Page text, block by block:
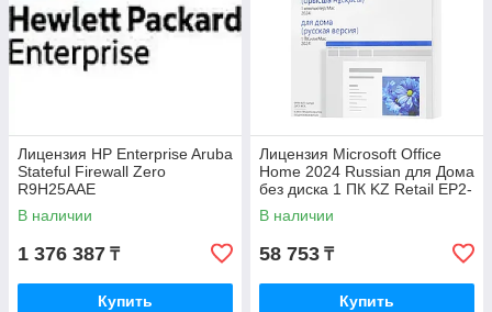
Лицензия HP Enterprise Aruba
Stateful Firewall Zero
R9H25AAE
В наличии
1 376 387 ₸
Купить
Лицензия Microsoft Office
Home 2024 Russian для Дома
без диска 1 ПК KZ Retail EP2-
06868
В наличии
58 753 ₸
Купить